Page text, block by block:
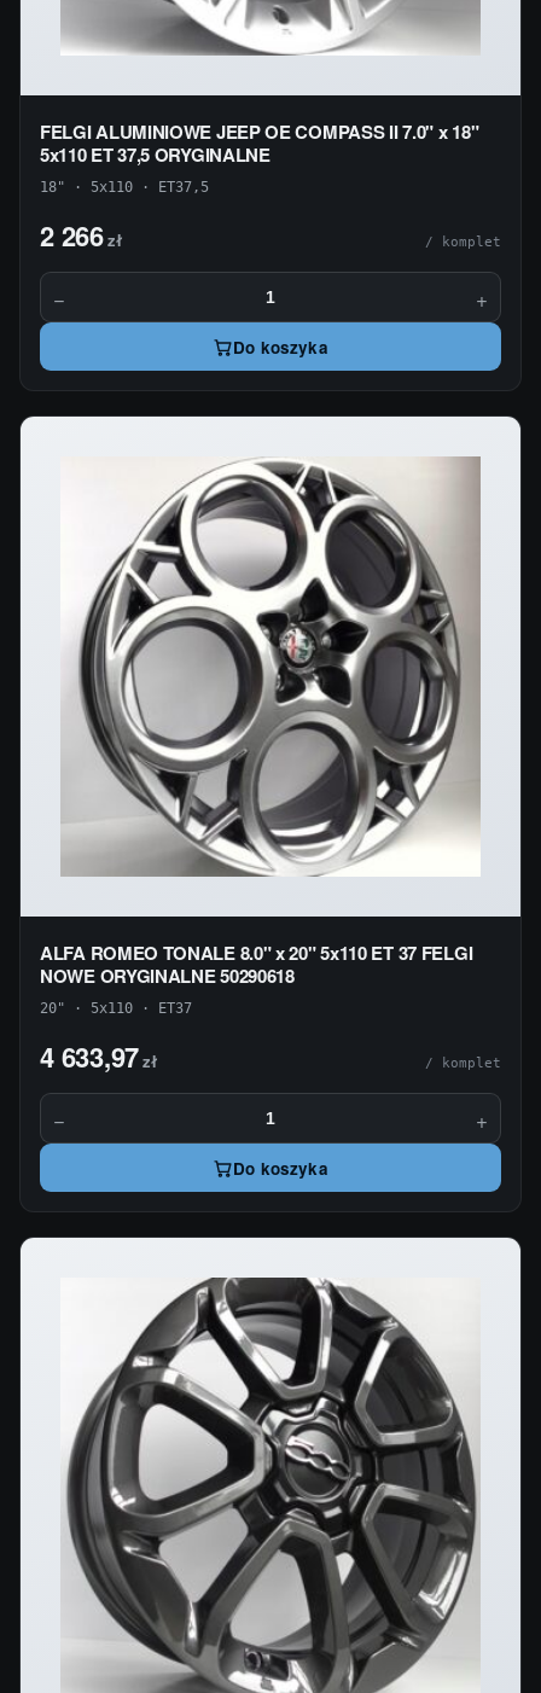
FELGI ALUMINIOWE JEEP OE COMPASS II 7.0" x 18"
5x110 ET 37,5 ORYGINALNE
18" · 5x110 · ET37,5
2 266zł / komplet
− +
Do koszyka
ALFA ROMEO TONALE 8.0" x 20" 5x110 ET 37 FELGI
NOWE ORYGINALNE 50290618
20" · 5x110 · ET37
4 633,97zł / komplet
− +
Do koszyka